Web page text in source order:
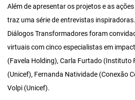
Além de apresentar os projetos e as
traz uma série de entrevistas
Diálogos Transformadores foram
virtuais com cinco especialistas em
(Favela Holding), Carla Furtado (Instituto
(Unicef), Fernanda Natividade (Conexão
Volpi (Unicef).